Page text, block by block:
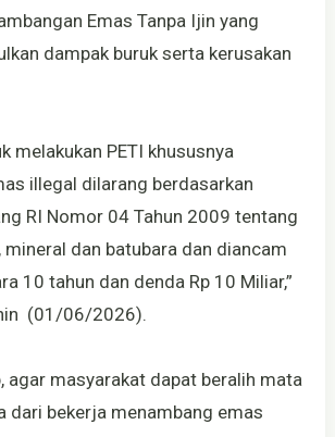
Emas Tanpa Ijin yang
dampak buruk serta kerusakan
melakukan PETI khususnya
illegal dilarang berdasarkan
RI Nomor 04 Tahun 2009 tentang
mineral dan batubara dan diancam
10 tahun dan denda Rp 10 Miliar,”
(01/06/2026).
agar masyarakat dapat beralih mata
dari bekerja menambang emas